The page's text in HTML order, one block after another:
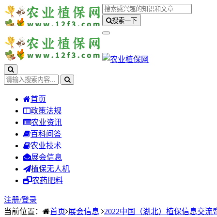
搜索一下
首页
政策法规
农业资讯
百科问答
农业技术
展会信息
植保无人机
农药肥料
注册/登录
当前位置：
首页 展会信息 2022中国（湖北）植保信息交流